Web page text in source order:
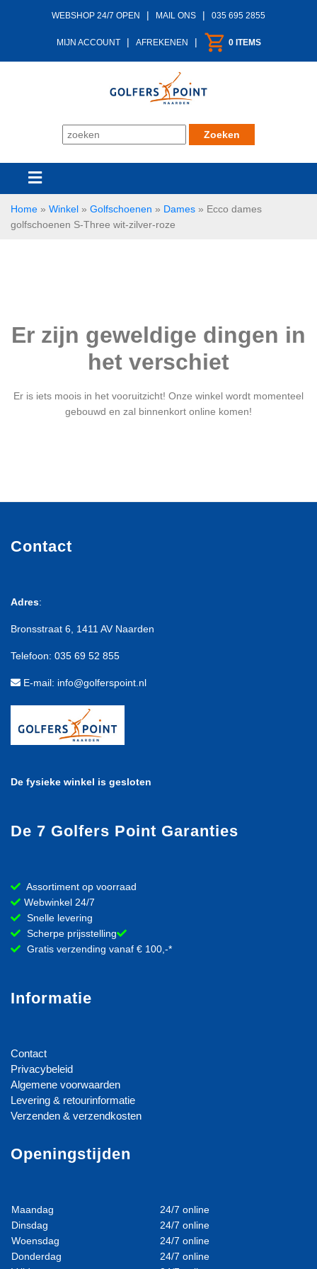
WEBSHOP 24/7 OPEN | MAIL ONS | 035 695 2855
MIJN ACCOUNT | AFREKENEN | 0 ITEMS
Home » Winkel » Golfschoenen » Dames » Ecco dames
golfschoenen S-Three wit-zilver-roze
Er zijn geweldige dingen in
het verschiet
Er is iets moois in het vooruitzicht! Onze winkel wordt momenteel
gebouwd en zal binnenkort online komen!
Contact
Adres:
Bronsstraat 6, 1411 AV Naarden
Telefoon: 035 69 52 855
E-mail: info@golferspoint.nl
De fysieke winkel is gesloten
De 7 Golfers Point Garanties
Assortiment op voorraad
Webwinkel 24/7
Snelle levering
Scherpe prijsstelling
Gratis verzending vanaf € 100,-*
Informatie
Contact
Privacybeleid
Algemene voorwaarden
Levering & retourinformatie
Verzenden & verzendkosten
Openingstijden
Maandag
24/7 online
Dinsdag
24/7 online
Woensdag
24/7 online
Donderdag
24/7 online